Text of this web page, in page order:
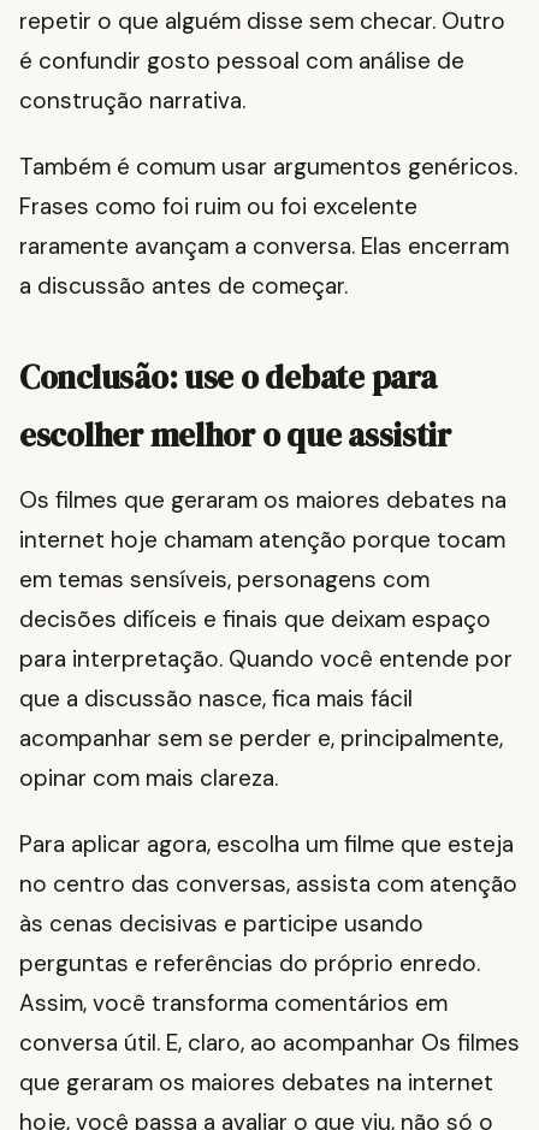
repetir o que alguém disse sem checar. Outro
é confundir gosto pessoal com análise de
construção narrativa.
Também é comum usar argumentos genéricos.
Frases como foi ruim ou foi excelente
raramente avançam a conversa. Elas encerram
a discussão antes de começar.
Conclusão: use o debate para
escolher melhor o que assistir
Os filmes que geraram os maiores debates na
internet hoje chamam atenção porque tocam
em temas sensíveis, personagens com
decisões difíceis e finais que deixam espaço
para interpretação. Quando você entende por
que a discussão nasce, fica mais fácil
acompanhar sem se perder e, principalmente,
opinar com mais clareza.
Para aplicar agora, escolha um filme que esteja
no centro das conversas, assista com atenção
às cenas decisivas e participe usando
perguntas e referências do próprio enredo.
Assim, você transforma comentários em
conversa útil. E, claro, ao acompanhar Os filmes
que geraram os maiores debates na internet
hoje, você passa a avaliar o que viu, não só o